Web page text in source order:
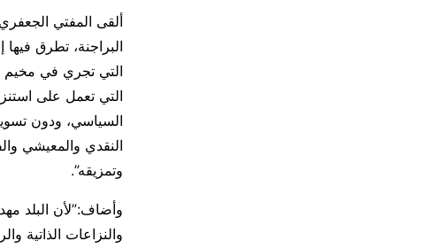
ألقى المفتي
البراجنة، تطرق
التي تجري في مخيم
التي تعمل على
السياسي، ودون
النقدي والمعيشي
وتمزيقه”.
وأضاف:”لأن البلد
والنزاعات الذاتية